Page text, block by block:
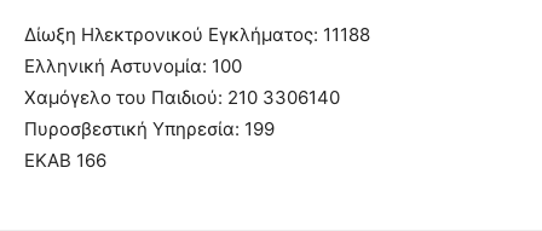
Δίωξη Ηλεκτρονικού Εγκλήματος: 11188
Ελληνική Αστυνομία: 100
Χαμόγελο του Παιδιού: 210 3306140
Πυροσβεστική Υπηρεσία: 199
ΕΚΑΒ 166